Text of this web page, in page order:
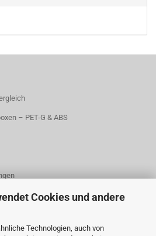
Cookies und andere
Technologien, auch von
– PET-G & ABS